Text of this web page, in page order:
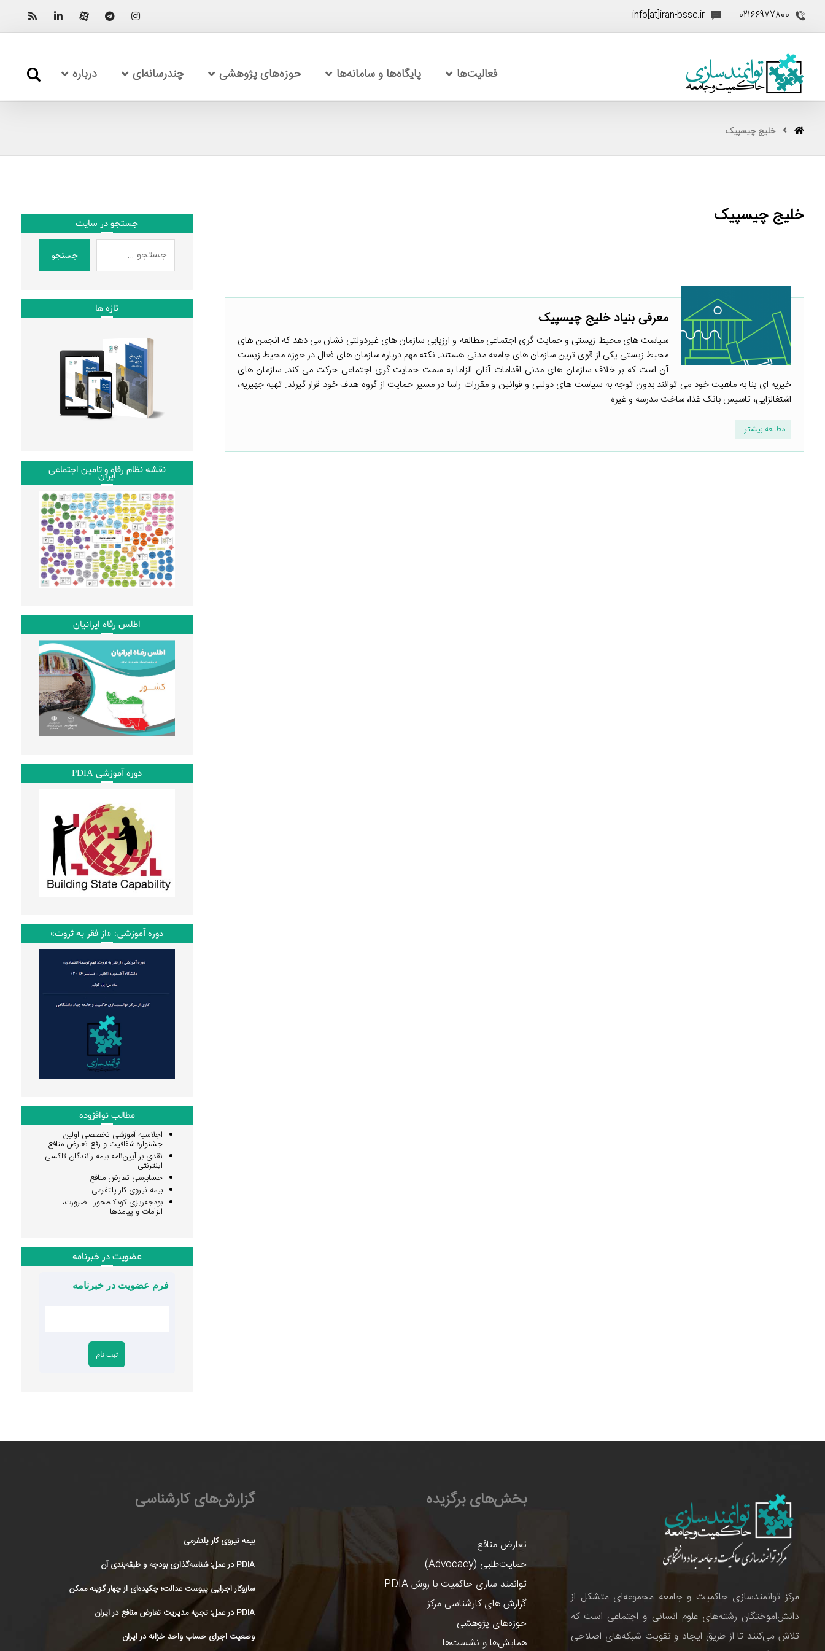
02166977800
info[at]iran-bssc.ir
فعالیت‌ها پایگاه‌ها و سامانه‌ها حوزه‌های پژوهشی چندرسانه‌ای درباره
خلیج چیسپیک
خلیج چیسپیک
معرفی بنیاد خلیج چیسپیک
سیاست های محیط زیستی و حمایت گری اجتماعی مطالعه و ارزیابی سازمان های غیردولتی نشان می دهد که انجمن های
محیط زیستی یکی از قوی ترین سازمان های جامعه مدنی هستند. نکته مهم درباره سازمان های فعال در حوزه محیط زیست
آن است که بر خلاف سازمان های مدنی اقدامات آنان الزاما به سمت حمایت گری اجتماعی حرکت می کند. سازمان های
خیریه ای بنا به ماهیت خود می توانند بدون توجه به سیاست های دولتی و قوانین و مقررات راسا در مسیر حمایت از گروه هدف خود قرار گیرند. تهیه جهیزیه،
اشتغالزایی، تاسیس بانک غذا، ساخت مدرسه و غیره ...
مطالعه بیشتر
جستجو در سایت
جستجو
تازه ها
نقشه نظام رفاه و تامین اجتماعی
ایران
اطلس رفاه ایرانیان
دوره آموزشی PDIA
دوره آموزشی: «از فقر به ثروت»
مطالب نوافزوده
اجلاسیه آموزشی تخصصی اولین
جشنواره شفافیت و رفع تعارض منافع
نقدی بر آیین‌نامه بیمه رانندگان تاکسی
اینترنتی
حسابرسی تعارض منافع
بیمه نیروی کار پلتفرمی
بودجه‌ریزی کودک‌محور : ضرورت،
الزامات و پیامدها
عضویت در خبرنامه
فرم عضویت در خبرنامه
مرکز توانمندسازی حاکمیت و جامعه مجموعه‌ای متشکل از
دانش‌اموختگان رشته‌های علوم انسانی و اجتماعی است که
تلاش می‌کنند تا از طریق ایجاد و تقویت شبکه‌های اصلاحی
بخش‌های برگزیده
تعارض منافع
حمایت‌طلبی (Advocacy)
توانمند سازی حاکمیت با روش PDIA
گزارش های کارشناسی مرکز
حوزه‌های پژوهشی
همایش‌ها و نشست‌ها
گزارش‌های کارشناسی
بیمه نیروی کار پلتفرمی
PDIA در عمل: شناسه‌گذاری بودجه و طبقه‌بندی آن
سازوکار اجرایی پیوست عدالت؛ چکیده‌ای از چهار گزینه ممکن
PDIA در عمل: تجربه مدیریت تعارض منافع در ایران
وضعیت اجرای حساب واحد خزانه در ایران